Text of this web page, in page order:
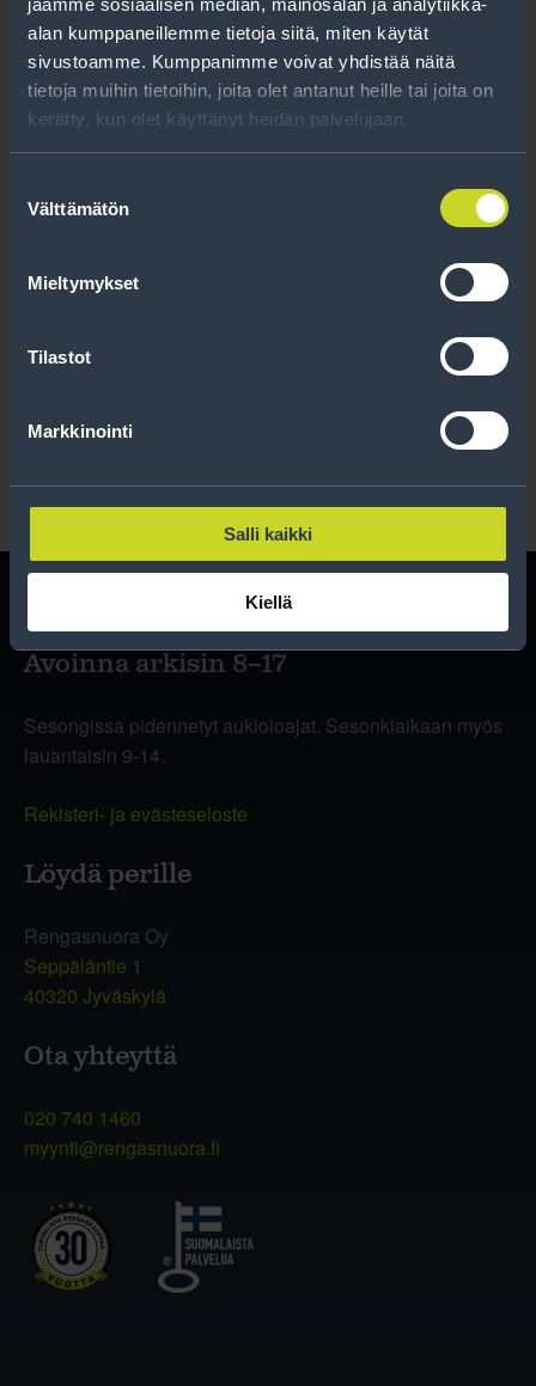
alan kumppaneillemme tietoja siitä, miten käytät
sivustoamme. Kumppanimme voivat yhdistää näitä
tietoja muihin tietoihin, joita olet antanut heille tai joita on
kerätty, kun olet käyttänyt heidän palvelujaan.
valinta
Välttämätön
Mieltymykset
Tilastot
Markkinointi
Salli kaikki
Kiellä
Tilaa uutiskirje
Uutiskirjeessä saat autonomistajan
kausimuistutukset sekä parhaat
Avoinna arkisin 8–17
Sesongissa pidennetyt aukioloajat. Sesonkiaikaan myös
lauantaisin 9-14.
Rekisteri- ja evästeseloste
Löydä perille
Rengasnuora Oy
Seppäläntie 1
40320 Jyväskylä
Ota yhteyttä
020 740 1460
myynti@rengasnuora.fi